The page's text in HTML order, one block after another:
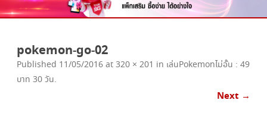
pokemon-go-02
Published 11/05/2016 at 320 × 201 in เล่นPokemonไม่อั้น : 49
บาท 30 วัน.
Next →